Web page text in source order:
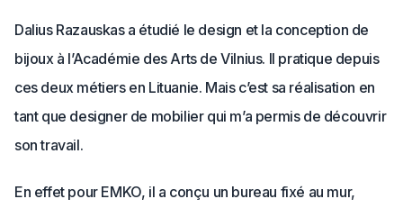
Dalius Razauskas a étudié le design et la conception de
bijoux à l’Académie des Arts de Vilnius. Il pratique depuis
ces deux métiers en Lituanie. Mais c’est sa réalisation en
tant que designer de mobilier qui m’a permis de découvrir
son travail.
En effet pour EMKO, il a conçu un bureau fixé au mur,